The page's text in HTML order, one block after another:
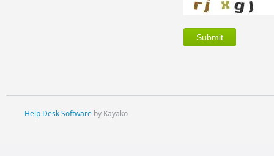
Help Desk Softwareby Kayako